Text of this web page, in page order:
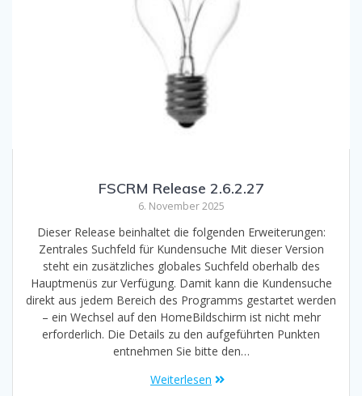
FSCRM Release 2.6.2.27
6. November 2025
Dieser Release beinhaltet die folgenden Erweiterungen:
Zentrales Suchfeld für Kundensuche Mit dieser Version
steht ein zusätzliches globales Suchfeld oberhalb des
Hauptmenüs zur Verfügung. Damit kann die Kundensuche
direkt aus jedem Bereich des Programms gestartet werden
– ein Wechsel auf den HomeBildschirm ist nicht mehr
erforderlich. Die Details zu den aufgeführten Punkten
entnehmen Sie bitte den…
Weiterlesen